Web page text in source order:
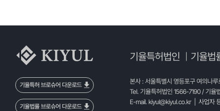
기율특허 브로슈어 다운로드
기율법률 브로슈어 다운로드
기율특허법인 기율법
본사 : 서울특별시 영등포구 여의나
Tel. 기율특허법인 1566-7190 / 기
E-mail. kiyul@kiyul.co.kr| 사업자